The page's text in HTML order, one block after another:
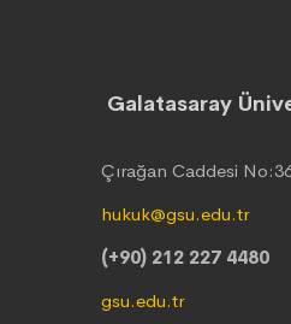
Galatasaray
Çırağan Caddesi
hukuk@gsu.edu.tr
(+90) 212 227 4480
gsu.edu.tr